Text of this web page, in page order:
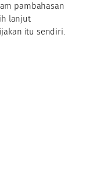
pambahasan
lanjut
itu sendiri.